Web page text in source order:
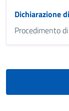
Dichiarazione
Procedimento